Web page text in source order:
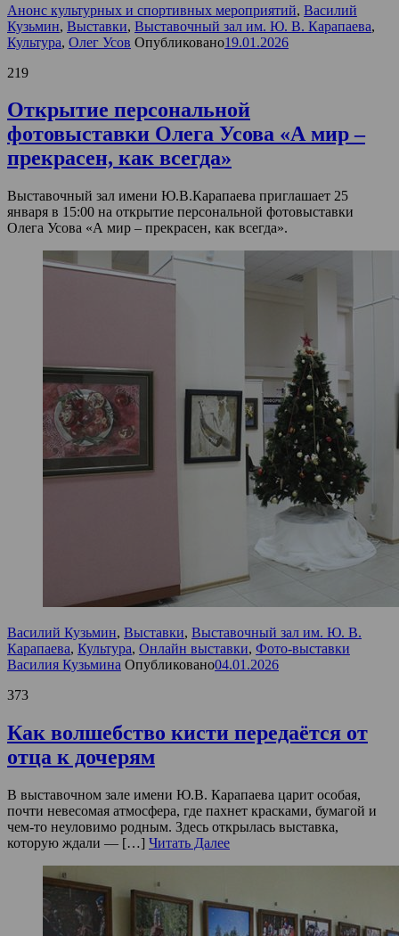
Анонс культурных и спортивных мероприятий, Василий
Кузьмин, Выставки, Выставочный зал им. Ю. В. Карапаева,
Культура, Олег Усов Опубликовано19.01.2026
219
Открытие персональной
фотовыставки Олега Усова «А мир –
прекрасен, как всегда»
Выставочный зал имени Ю.В.Карапаева приглашает 25
января в 15:00 на открытие персональной фотовыставки
Олега Усова «А мир – прекрасен, как всегда».
Василий Кузьмин, Выставки, Выставочный зал им. Ю. В.
Карапаева, Культура, Онлайн выставки, Фото-выставки
Василия Кузьмина Опубликовано04.01.2026
373
Как волшебство кисти передаётся от
отца к дочерям
В выставочном зале имени Ю.В. Карапаева царит особая,
почти невесомая атмосфера, где пахнет красками, бумагой и
чем-то неуловимо родным. Здесь открылась выставка,
которую ждали — […] Читать Далее